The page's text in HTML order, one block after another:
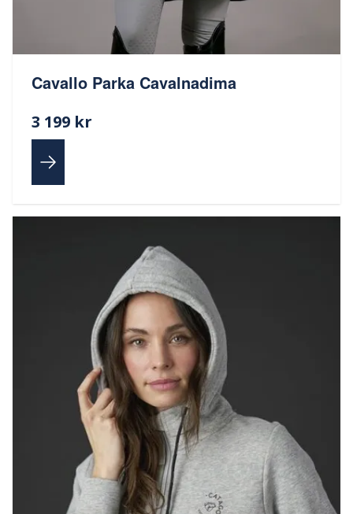
Cavallo Parka Cavalnadima
3 199 kr